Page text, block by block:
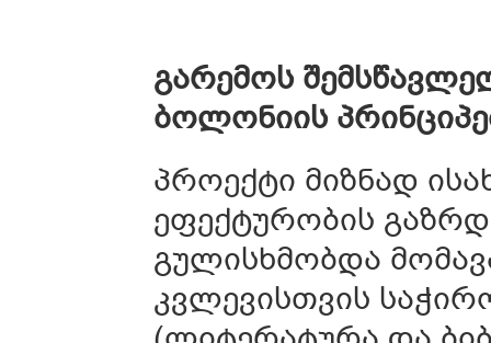
გარემოს
ბოლონიის
პროექტი მიზნად
ეფექტურობის
გულისხმობდა
კვლევისთვის